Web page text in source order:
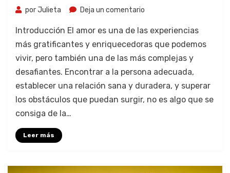
porJulieta Deja un comentario
Introducción El amor es una de las experiencias
más gratificantes y enriquecedoras que podemos
vivir, pero también una de las más complejas y
desafiantes. Encontrar a la persona adecuada,
establecer una relación sana y duradera, y superar
los obstáculos que puedan surgir, no es algo que se
consiga de la…
Leer más